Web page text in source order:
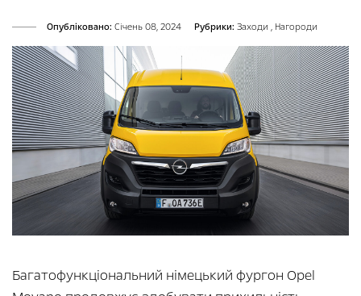
Опубліковано: Cічень 08, 2024 Рубрики: Заходи , Нагороди
Багатофункціональний німецький фургон Opel